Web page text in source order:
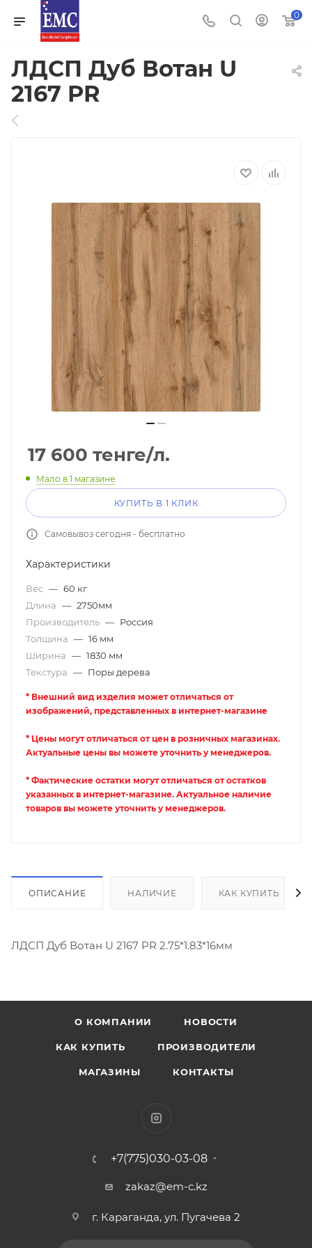
0
ЛДСП Дуб Вотан U
2167 PR
17 600 тенге/л.
Мало в 1 магазине
КУПИТЬ В 1 КЛИК
Самовывоз сегодня - бесплатно
Характеристики
Вес — 60 кг
Длина — 2750мм
Производитель — Россия
Толщина — 16 мм
Ширина — 1830 мм
Текстура — Поры дерева
* Внешний вид изделия может отличаться от
изображений, представленных в интернет-магазине
* Цены могут отличаться от цен в розничных магазинах.
Актуальные цены вы можете уточнить у менеджеров.
* Фактические остатки могут отличаться от остатков
указанных в интернет-магазине. Актуальное наличие
товаров вы можете уточнить у менеджеров.
ОПИСАНИЕ НАЛИЧИЕ КАК КУПИТЬ
ЛДСП Дуб Вотан U 2167 PR 2.75*1.83*16мм
О КОМПАНИИ НОВОСТИ
КАК КУПИТЬ ПРОИЗВОДИТЕЛИ
МАГАЗИНЫ КОНТАКТЫ
+7(775)030-03-08
zakaz@em-c.kz
г. Караганда, ул. Пугачева 2